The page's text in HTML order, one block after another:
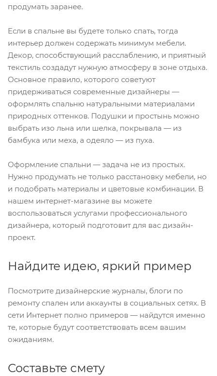
продумать заранее.
Если в спальне вы будете только спать, тогда
интерьер должен содержать минимум мебели.
Декор, способствующий расслаблению, и приятный
текстиль создадут нужную атмосферу в зоне отдыха.
Основное правило, которого советуют
придерживаться современные дизайнеры —
оформлять спальню натуральными материалами
природных оттенков. Подушки и простынь можно
выбрать изо льна или шелка, покрывала — из
бамбука или меха, а одеяло — из пуха.
Оформление спальни — задача не из простых.
Нужно продумать не только расстановку мебели, но
и подобрать материалы и цветовые комбинации. В
нашем интернет-магазине вы можете
воспользоваться услугами профессионального
дизайнера, который подготовит для вас дизайн-
проект.
Найдите идею, яркий пример
Посмотрите дизайнерские журналы, блоги по
ремонту спален или аккаунты в социальных сетях. В
сети Интернет полно примеров — найдутся именно
те, которые будут соответствовать всем вашим
ожиданиям.
Составьте смету